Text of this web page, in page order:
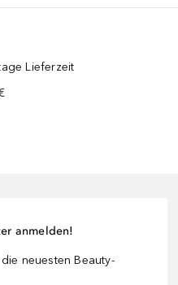
Lieferzeit
anmelden!
neuesten Beauty-